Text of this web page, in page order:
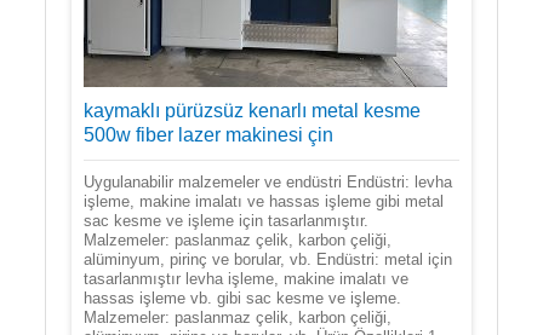
kaymaklı pürüzsüz kenarlı metal kesme
500w fiber lazer makinesi çin
Uygulanabilir malzemeler ve endüstri Endüstri: levha
işleme, makine imalatı ve hassas işleme gibi metal
sac kesme ve işleme için tasarlanmıştır.
Malzemeler: paslanmaz çelik, karbon çeliği,
alüminyum, pirinç ve borular, vb. Endüstri: metal için
tasarlanmıştır levha işleme, makine imalatı ve
hassas işleme vb. gibi sac kesme ve işleme.
Malzemeler: paslanmaz çelik, karbon çeliği,